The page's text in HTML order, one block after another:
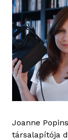
Joanne
társalapítója